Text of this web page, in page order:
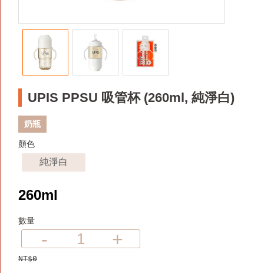
UPIS PPSU 吸管杯 (260ml, 純淨白)
奶瓶
顏色
純淨白
260ml
數量
- +
NT$0